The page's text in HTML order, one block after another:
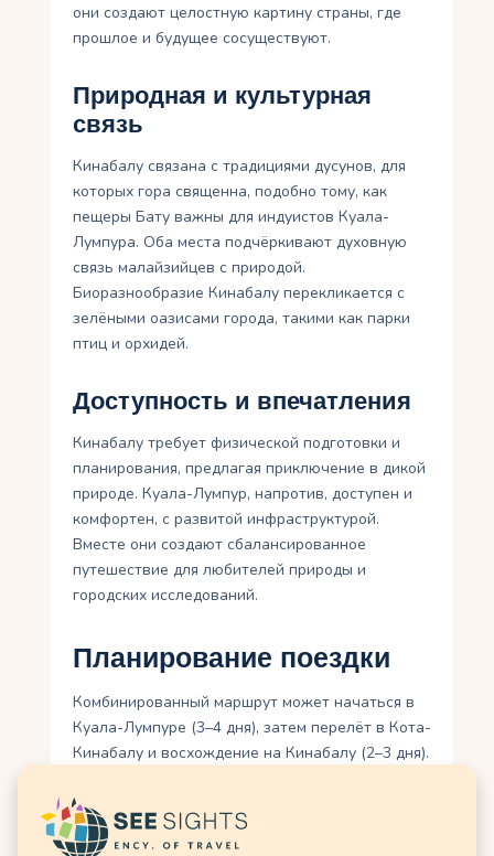
они создают целостную картину страны, где
прошлое и будущее сосуществуют.
Природная и культурная
связь
Кинабалу связана с традициями дусунов, для
которых гора священна, подобно тому, как
пещеры Бату важны для индуистов Куала-
Лумпура. Оба места подчёркивают духовную
связь малайзийцев с природой.
Биоразнообразие Кинабалу перекликается с
зелёными оазисами города, такими как парки
птиц и орхидей.
Доступность и впечатления
Кинабалу требует физической подготовки и
планирования, предлагая приключение в дикой
природе. Куала-Лумпур, напротив, доступен и
комфортен, с развитой инфраструктурой.
Вместе они создают сбалансированное
путешествие для любителей природы и
городских исследований.
Планирование поездки
Комбинированный маршрут может начаться в
Куала-Лумпуре (3–4 дня), затем перелёт в Кота-
Кинабалу и восхождение на Кинабалу (2–3 дня).
направлений. Для Кинабалу нужна тёплая
одежда и треккинговые ботинки, для города —